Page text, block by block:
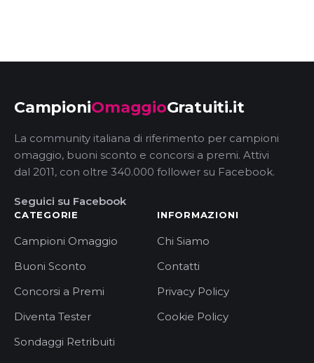
CampioniOmaggioGratuiti.it
La community italiana di riferimento per campioni
omaggio, buoni sconto e concorsi a premi. Attivi
dal 2011, con oltre 340.000 follower su Facebook.
Seguici su Facebook
CATEGORIE
Campioni Omaggio
Buoni Sconto
Concorsi a Premi
Diventa Tester
Sondaggi Retribuiti
INFORMAZIONI
Chi Siamo
Contatti
Privacy Policy
Cookie Policy